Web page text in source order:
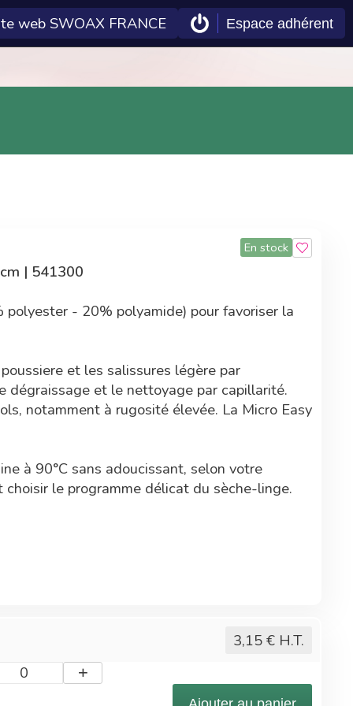
web SWOAX FRANCE Espace adhérent
| 541300
En stock
- 20% polyamide) pour favoriser la
et les salissures légère par
dégraissage et le nettoyage par capillarité.
notamment à rugosité élevée. La Micro Easy
à 90°C sans adoucissant, selon votre
le programme délicat du sèche-linge.
et un fort taux d'absorption.
une sectorisation.
3,15 € H.T.
0 +